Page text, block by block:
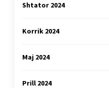
Shtator 2024
Korrik 2024
Maj 2024
Prill 2024